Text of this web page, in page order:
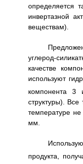
определяется
инвертазной
веществам).
углерод-
качестве
используют
компонента 3
структуры).
температуре
мм.
продукта,